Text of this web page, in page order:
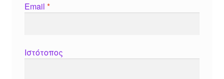
Email *
Ιστότοπος